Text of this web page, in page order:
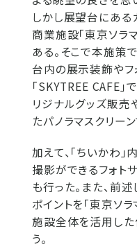
しかし展望台にある
商業施設「東京ソラ
ある。そこで本施策
台内の展示装飾やフ
「SKYTREE CAFE」
リジナルグッズ販
たパノラマスクリー
加えて、「ちいかわ
撮影ができるフォト
も行った。また、前
ポイントを「東京ソ
施設全体を活用し
う。